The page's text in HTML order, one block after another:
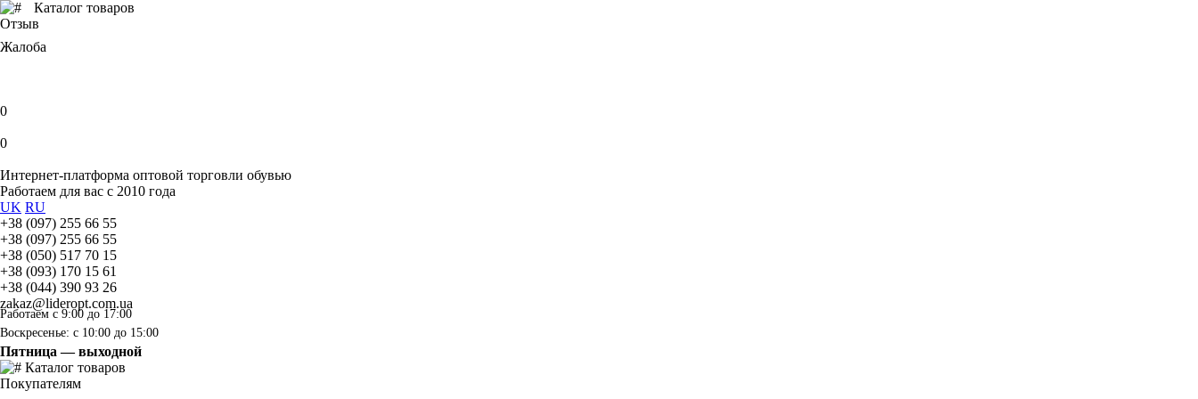
Каталог товаров
Отзыв
Жалоба
0
0
Интернет-платформа оптовой торговли обувью
Работаем для вас с 2010 года
UK RU
+38 (097) 255 66 55
+38 (097) 255 66 55
+38 (050) 517 70 15
+38 (093) 170 15 61
+38 (044) 390 93 26
zakaz@lideropt.com.ua
Работаем с 9:00 до 17:00
Воскресенье: с 10:00 до 15:00
Пятница — выходной
Каталог товаров
Покупателям